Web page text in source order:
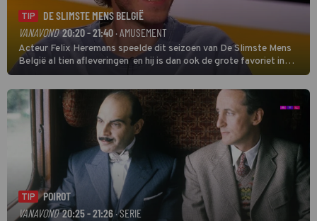
TIP
DE SLIMSTE MENS BELGIË
VANAVOND 20:20 - 21:40· AMUSEMENT
Acteur Felix Heremans speelde dit seizoen van De Slimste Mens
België al tien afleveringen en hij is dan ook de grote favoriet in
deze seizoensfinale. En er is Nederlandse inbreng, want komiek
Soundos El Ahmadi neemt plaats aan de jurytafel.
TIP
POIROT
VANAVOND 20:25 - 21:26 · SERIE